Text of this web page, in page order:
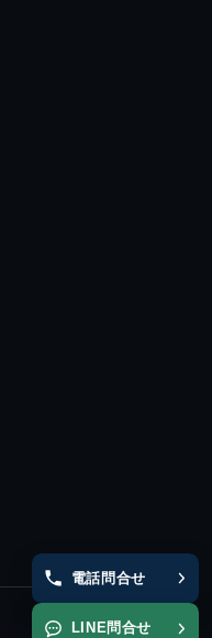
電話問合せ
LINE問合せ